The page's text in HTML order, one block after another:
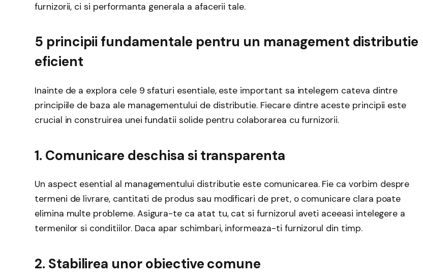
furnizorii, ci si performanta generala a afacerii tale.
5 principii fundamentale pentru un management distributie
eficient
Inainte de a explora cele 9 sfaturi esentiale, este important sa intelegem cateva dintre
principiile de baza ale managementului de distributie. Fiecare dintre aceste principii este
crucial in construirea unei fundatii solide pentru colaborarea cu furnizorii.
1. Comunicare deschisa si transparenta
Un aspect esential al managementului distributie este comunicarea. Fie ca vorbim despre
termeni de livrare, cantitati de produs sau modificari de pret, o comunicare clara poate
elimina multe probleme. Asigura-te ca atat tu, cat si furnizorul aveti aceeasi intelegere a
termenilor si conditiilor. Daca apar schimbari, informeaza-ti furnizorul din timp.
2. Stabilirea unor obiective comune